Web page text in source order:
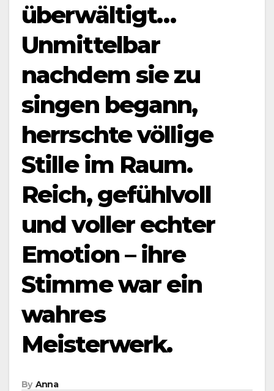
überwältigt…
Unmittelbar
nachdem sie zu
singen begann,
herrschte völlige
Stille im Raum.
Reich, gefühlvoll
und voller echter
Emotion – ihre
Stimme war ein
wahres
Meisterwerk.
By Anna